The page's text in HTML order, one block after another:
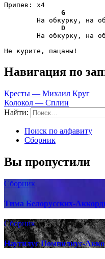
Припев: x4
G
D
Не курите, пацаны!
Навигация по
Кресты — Михаил Круг
Колокол — Сплин
Найти:
Поиск по алфавиту
Сборник
Вы пропустили
Сборник
Тима Белорусских-
Сборник
Наутилус Помпилиус-